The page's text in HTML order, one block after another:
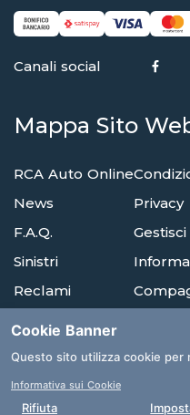
Clicca qui
Canali social
Mappa Sito
RCA Auto Online
News
F.A.Q.
Sinistri
Reclami
Privacy
Albi E
Cookie Banner
Questo sito utilizza cookie per
Informativa sui Cookie
Rifiuta